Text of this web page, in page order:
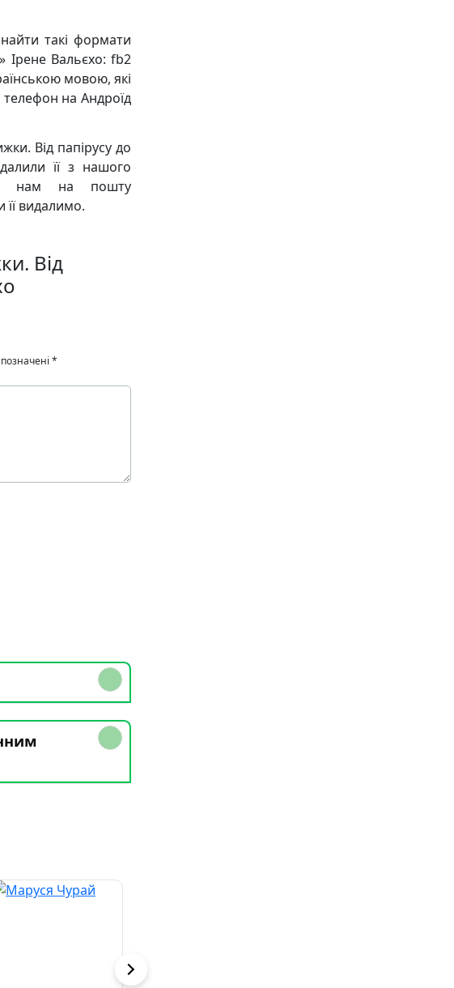
такі формати
Ірене Вальєхо: fb2
мовою, які
телефон на Андроїд
Від папірусу до
її з нашого
нам на пошту
видалимо.
Від
*